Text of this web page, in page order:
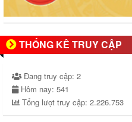
THỐNG KÊ TRUY CẬP
Đang truy cập: 2
Hôm nay: 541
Tổng lượt truy cập: 2.226.753